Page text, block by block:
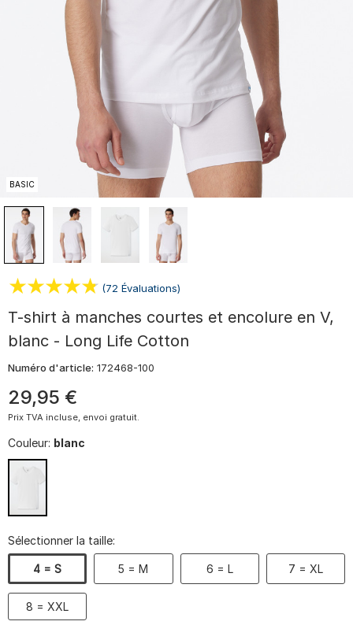
BASIC
(72 Évaluations)
T-shirt à manches courtes et encolure en V,
blanc - Long Life Cotton
Numéro d'article: 172468-100
29,95 €
Prix TVA incluse, envoi gratuit.
Couleur: blanc
Sélectionner la taille:
4 = S 5 = M 6 = L 7 = XL
8 = XXL